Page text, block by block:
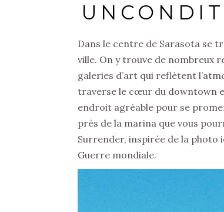
Dans le centre de Sarasota se
ville. On y trouve de nombreux
galeries d’art qui reflètent
traverse le cœur du downtown
endroit agréable pour se
près de la marina que vous
Surrender, inspirée de la photo
Guerre mondiale.